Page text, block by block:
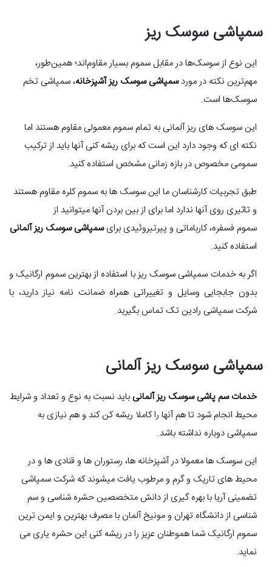
سمپاشی سوسک ریز
این نوع از سوسک‌ها در مقابل سموم بسیار مقاوم‌اند؛ همین‌طور،
مهم‌ترین نکته در موردسمپاشی سوسک ریز آشپزخانه، سمپاشی تخم
سوسک‌ها است.
این سوسک های ریز آلمانی به تمام سموم معمولی مقاوم هستند اما
نکته ای که وجود دارد این است که برای ریشه کنی آنها باید از ترکیب
سمومی مخصوص در بازه زمانی مشخص استفاده کنید.
طبق تجربیات کارشناسان ما این سوسک ها به سموم کلره مقاوم هستند
و تاثیری روی آنها ندارد اما برای از بین بردن آنها میتوانید از
سموم فسفره، کارباماتی و پیرتیروئیدی برایسمپاشی سوسک ریز آلمانی
استفاده کنید.
اگر به خدمات سمپاشی سوسک ریز با استفاده از بهترین سموم ارگانیک و
بدون جابجایی وسایل و تغییراتی همراه ضمانت نامه نیاز دارید، با
شرکت سمپاشی رادین تک تماس بگیرید.
سمپاشی سوسک ریز آلمانی
خدمات سم پاشی سوسک ریز آلمانی باید نسبت به نوع و تعداد و شرایط
محیط انجام شود تا هم آنها را کاملا ریشه کن کند و هم نیازی به
سمپاشی دوباره نداشته باشد.
این سوسک ها معمولا در آشپزخانه ها، رستوران ها و قنادی ها و در
محیط های تاریک و گرم و مرطوب یافت میشوند که شرکت سمپاشی
تضمینی آریا با بهره گیری از دانش متخصصین حشره شناسی و سم
شناسی از دانشگاه تهران و مونیخ آلمان با مصرف بهترین و ایمن ترین
سموم ارگانیک شما هموطنان عزیز را در ریشه کنی این حشره یاری می
نماید.